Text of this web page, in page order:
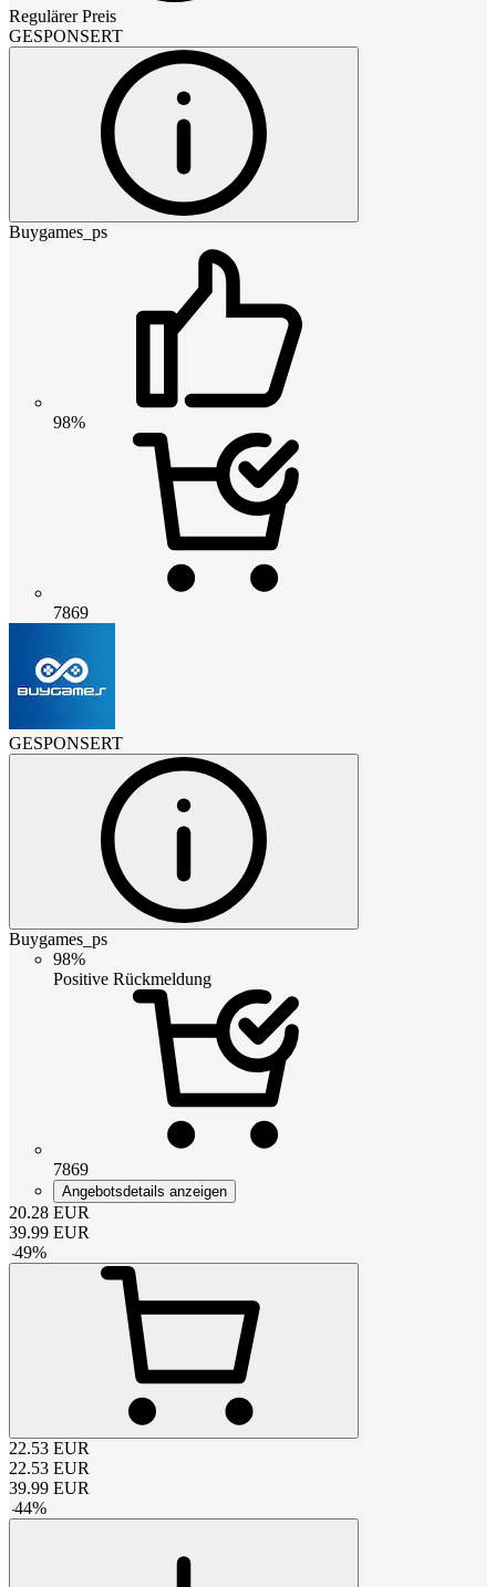
Regulärer Preis
GESPONSERT
Buygames_ps
98%
7869
GESPONSERT
Buygames_ps
98%
Positive Rückmeldung
7869
Angebotsdetails anzeigen
20.28 EUR
39.99 EUR
-49%
22.53 EUR
22.53 EUR
39.99 EUR
-44%